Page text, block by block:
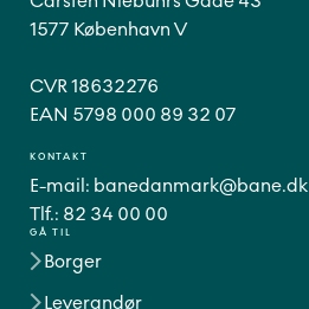
GÅ TIL
Borger
Leverandør
1577 København V
CVR 18632276
EAN 5798 000 89 32 07
KONTAKT
E-mail: banedanmark@bane.dk
Tlf.: 82 34 00 00